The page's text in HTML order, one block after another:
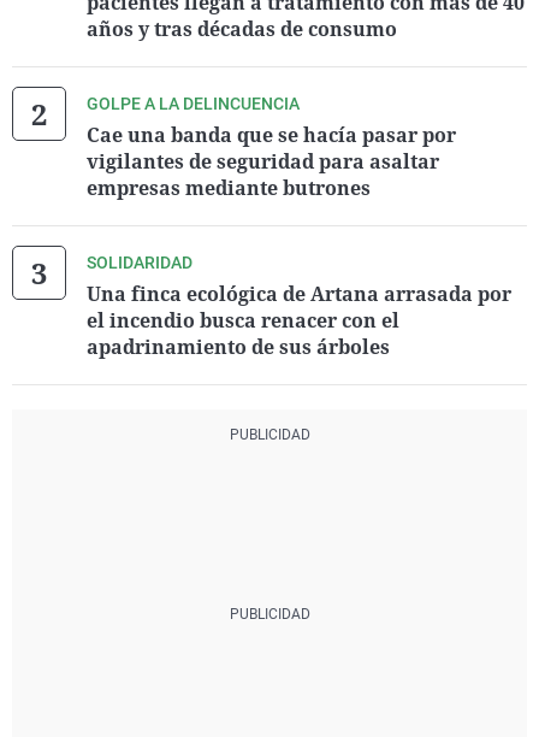
años y tras décadas de consumo
GOLPE A LA DELINCUENCIA
Cae una banda que se hacía pasar por
vigilantes de seguridad para asaltar
empresas mediante butrones
SOLIDARIDAD
Una finca ecológica de Artana arrasada por
el incendio busca renacer con el
apadrinamiento de sus árboles